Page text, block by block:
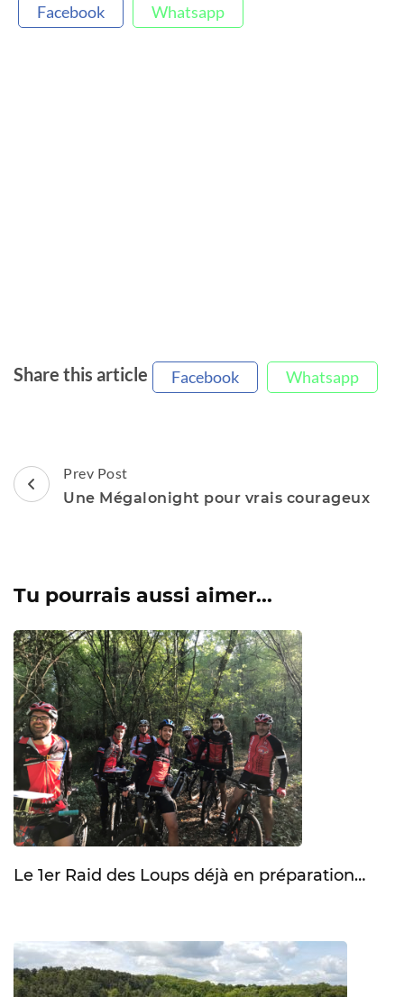
Facebook Whatsapp
Share this article Facebook Whatsapp
Post
Navigation
Prev Post
Une Mégalonight pour vrais courageux
Tu pourrais aussi aimer...
Le 1er Raid des Loups déjà en préparation…